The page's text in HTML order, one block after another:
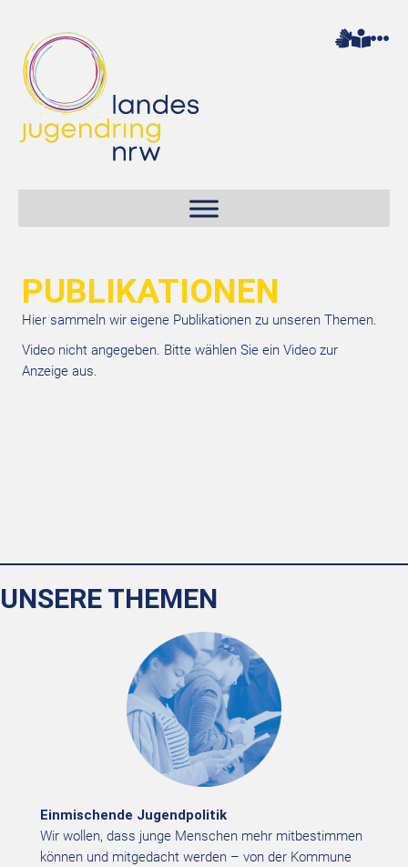
PUBLIKATIONEN
Hier sammeln wir eigene Publikationen zu unseren Themen.
Video nicht angegeben. Bitte wählen Sie ein Video zur
Anzeige aus.
UNSERE THEMEN
Einmischende Jugendpolitik
Wir wollen, dass junge Menschen mehr mitbestimmen
können und mitgedacht werden – von der Kommune